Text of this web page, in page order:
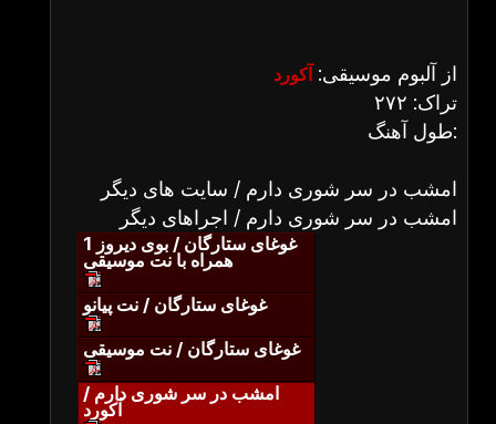
از آلبوم موسیقی: آکورد
تراک: ۲۷۲
طول آهنگ:
امشب در سر شوری دارم / سایت های دیگر
امشب در سر شوری دارم / اجراهای دیگر
غوغای ستارگان / بوی دیروز 1
همراه با نت موسیقی
غوغای ستارگان / نت پیانو
غوغای ستارگان / نت موسیقی
امشب در سر شوری دارم /
آکورد